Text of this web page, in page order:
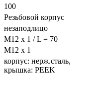
100
Резьбовой корпус
незаподлицо
M12 x 1 / L = 70
M12 x 1
корпус: нерж.сталь,
крышка: PEEK